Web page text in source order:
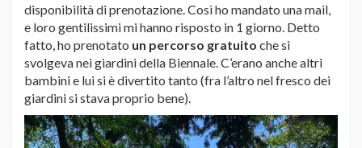
disponibilità di prenotazione. Così ho mandato una mail,
e loro gentilissimi mi hanno risposto in 1 giorno. Detto
fatto, ho prenotato un percorso gratuito che si
svolgeva nei giardini della Biennale. C’erano anche altri
bambini e lui si è divertito tanto (fra l’altro nel fresco dei
giardini si stava proprio bene).